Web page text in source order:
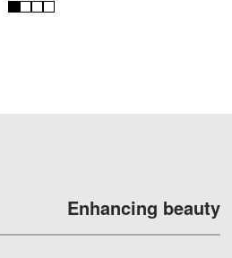
1 2 3 4
Enhancing beauty